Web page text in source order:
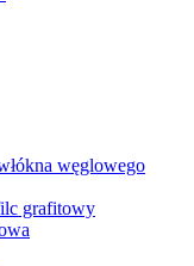
węglowego
grafitowy